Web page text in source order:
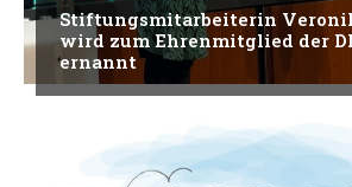
Stiftungsmitarbeiterin
wird zum Ehrenmitglied der
ernannt